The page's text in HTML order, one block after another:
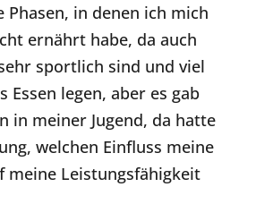
Phasen, in denen ich mich
ernährt habe, da auch
sportlich sind und viel
Essen legen, aber es gab
in meiner Jugend, da hatte
welchen Einfluss meine
meine Leistungsfähigkeit